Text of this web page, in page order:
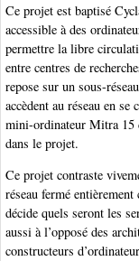
Ce projet est baptisé
accessible à des
permettre la libre
entre centres de
repose sur un sous-
accèdent au réseau en
mini-ordinateur Mitra 15
dans le projet.
Ce projet contraste
réseau fermé
décide quels seront les
aussi à l’opposé des
constructeurs